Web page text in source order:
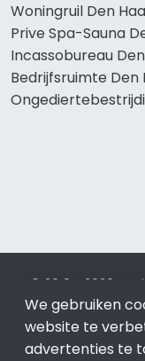
Woningruil Den
Prive Spa-Sauna
Incassobureau
Bedrijfsruimte Den
© 2019 - 2026
Internet. Betaal
optimalisatie No
We gebruiken
website te
advertenties te